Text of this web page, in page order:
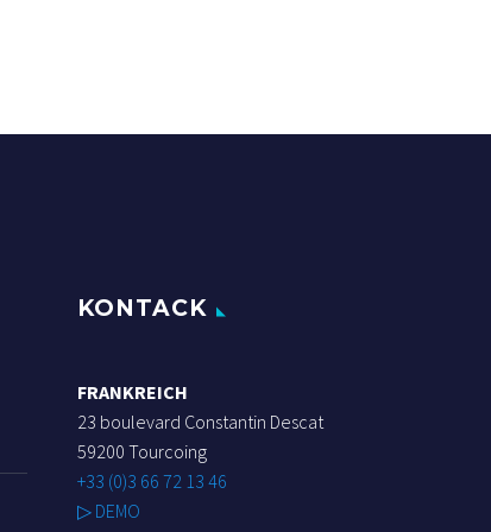
KONTACK
FRANKREICH
23 boulevard Constantin Descat
59200 Tourcoing
+33 (0)3 66 72 13 46
▷ DEMO